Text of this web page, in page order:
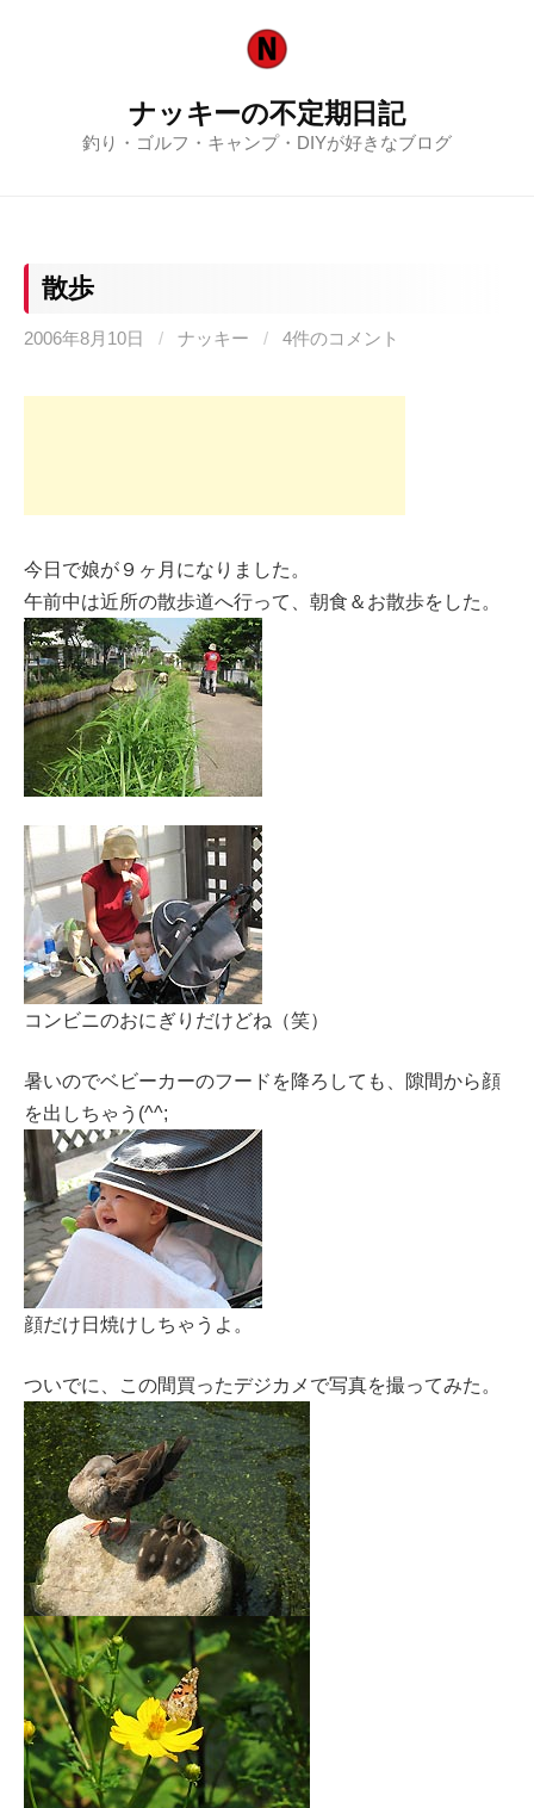
ナッキーの不定期日記
釣り・ゴルフ・キャンプ・DIYが好きなブログ
散歩
2006年8月10日 / ナッキー / 4件のコメント
今日で娘が９ヶ月になりました。
午前中は近所の散歩道へ行って、朝食＆お散歩をした。
コンビニのおにぎりだけどね（笑）
暑いのでベビーカーのフードを降ろしても、隙間から顔
を出しちゃう(^^;
顔だけ日焼けしちゃうよ。
ついでに、この間買ったデジカメで写真を撮ってみた。